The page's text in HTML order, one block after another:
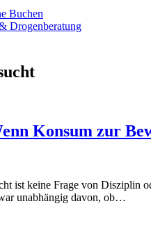
Buchen
Konsum zur
ist keine Frage von Disziplin
unabhängig davon, ob…